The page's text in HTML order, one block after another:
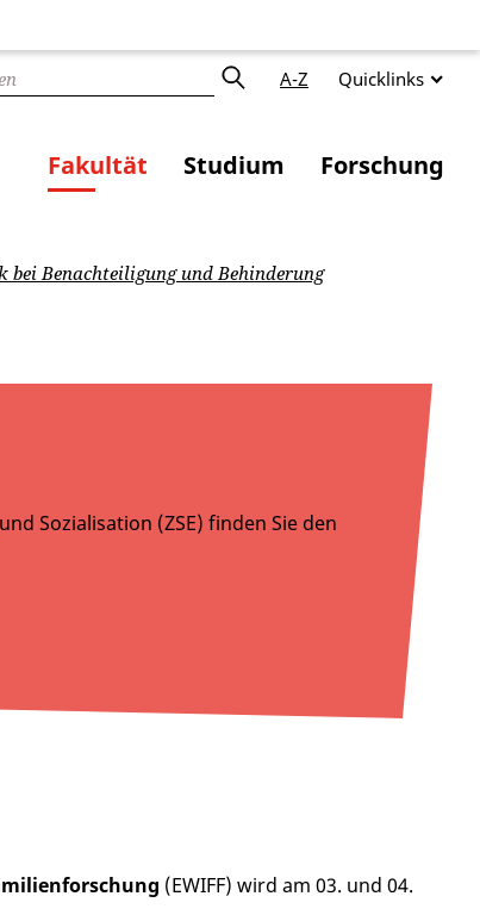
A-Z Quicklinks
Fakultät Studium Forschung
bei Benachteiligung und Behinderung
Sozialisation (ZSE) finden Sie den
(EWIFF) wird am 03. und 04.